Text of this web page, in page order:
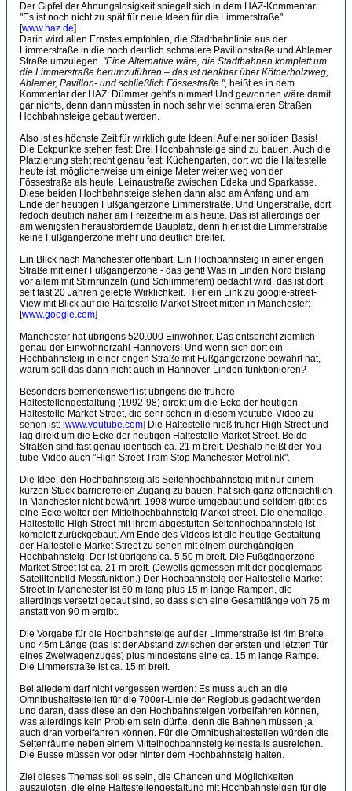
Der Gipfel der Ahnungslosigkeit spiegelt sich in dem HAZ-Kommentar:
"Es ist noch nicht zu spät für neue Ideen für die Limmerstraße"
[www.haz.de]
Darin wird allen Ernstes empfohlen, die Stadtbahnlinie aus der
Limmerstraße in die noch deutlich schmalere Pavillonstraße und Ahlemer
Straße umzulegen. "Eine Alternative wäre, die Stadtbahnen komplett um
die Limmerstraße herumzuführen – das ist denkbar über Kötnerholzweg,
Ahlemer, Pavillon- und schließlich Fössestraße.", heißt es in dem
Kommentar der HAZ. Dümmer geht's nimmer! Und gewonnen wäre damit
gar nichts, denn dann müssten in noch sehr viel schmaleren Straßen
Hochbahnsteige gebaut werden.
Also ist es höchste Zeit für wirklich gute Ideen! Auf einer soliden Basis!
Die Eckpunkte stehen fest: Drei Hochbahnsteige sind zu bauen. Auch die
Platzierung steht recht genau fest: Küchengarten, dort wo die Haltestelle
heute ist, möglicherweise um einige Meter weiter weg von der
Fössestraße als heute. Leinaustraße zwischen Edeka und Sparkasse.
Diese beiden Hochbahnsteige stehen dann also am Anfang und am
Ende der heutigen Fußgängerzone Limmerstraße. Und Ungerstraße, dort
fedoch deutlich näher am Freizeitheim als heute. Das ist allerdings der
am wenigsten herausfordernde Bauplatz, denn hier ist die Limmerstraße
keine Fußgängerzone mehr und deutlich breiter.
Ein Blick nach Manchester offenbart. Ein Hochbahnsteig in einer engen
Straße mit einer Fußgängerzone - das geht! Was in Linden Nord bislang
vor allem mit Stirnrunzeln (und Schlimmerem) bedacht wird, das ist dort
seit fast 20 Jahren gelebte Wirklichkeit. Hier ein Link zu google-street-
View mit Blick auf die Haltestelle Market Street mitten in Manchester:
[www.google.com]
Manchester hat übrigens 520.000 Einwohner. Das entspricht ziemlich
genau der Einwohnerzahl Hannovers! Und wenn sich dort ein
Hochbahnsteig in einer engen Straße mit Fußgängerzone bewährt hat,
warum soll das dann nicht auch in Hannover-Linden funktionieren?
Besonders bemerkenswert ist übrigens die frühere
Haltestellengestaltung (1992-98) direkt um die Ecke der heutigen
Haltestelle Market Street, die sehr schön in diesem youtube-Video zu
sehen ist: [www.youtube.com] Die Haltestelle hieß früher High Street und
lag direkt um die Ecke der heutigen Haltestelle Market Street. Beide
Straßen sind fast genau identisch ca. 21 m breit. Deshalb heißt der You-
tube-Video auch "High Street Tram Stop Manchester Metrolink".
Die Idee, den Hochbahnsteig als Seitenhochbahnsteig mit nur einem
kurzen Stück barrierefreien Zugang zu bauen, hat sich ganz offensichtlich
in Manchester nicht bewährt. 1998 wurde umgebaut und seitdem gibt es
eine Ecke weiter den Mittelhochbahnsteig Market street. Die ehemalige
Haltestelle High Street mit ihrem abgestuften Seitenhochbahnsteig ist
komplett zurückgebaut. Am Ende des Videos ist die heutige Gestaltung
der Haltestelle Market Street zu sehen mit einem durchgängigen
Hochbahnsteig. Der ist übrigens ca. 5,50 m breit. Die Fußgängerzone
Market Street ist ca. 21 m breit. (Jeweils gemessen mit der googlemaps-
Satellitenbild-Messfunktion.) Der Hochbahnsteig der Haltestelle Market
Street in Manchester ist 60 m lang plus 15 m lange Rampen, die
allerdings versetzt gebaut sind, so dass sich eine Gesamtlänge von 75 m
anstatt von 90 m ergibt.
Die Vorgabe für die Hochbahnsteige auf der Limmerstraße ist 4m Breite
und 45m Länge (das ist der Abstand zwischen der ersten und letzten Tür
eines Zweiwagenzuges) plus mindestens eine ca. 15 m lange Rampe.
Die Limmerstraße ist ca. 15 m breit.
Bei alledem darf nicht vergessen werden: Es muss auch an die
Omnibushaltestellen für die 700er-Linie der Regiobus gedacht werden
und daran, dass diese an den Hochbahnsteigen vorbeifahren können,
was allerdings kein Problem sein dürfte, denn die Bahnen müssen ja
auch dran vorbeifahren können. Für die Omnibushaltestellen würden die
Seitenräume neben einem Mittelhochbahnsteig keinesfalls ausreichen.
Die Busse müssen vor oder hinter dem Hochbahnsteig halten.
Ziel dieses Themas soll es sein, die Chancen und Möglichkeiten
auszuloten, die eine Haltestellengestaltung mit Hochbahnsteigen für die